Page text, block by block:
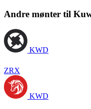
Andre mønter til
KWD
ZRX
KWD